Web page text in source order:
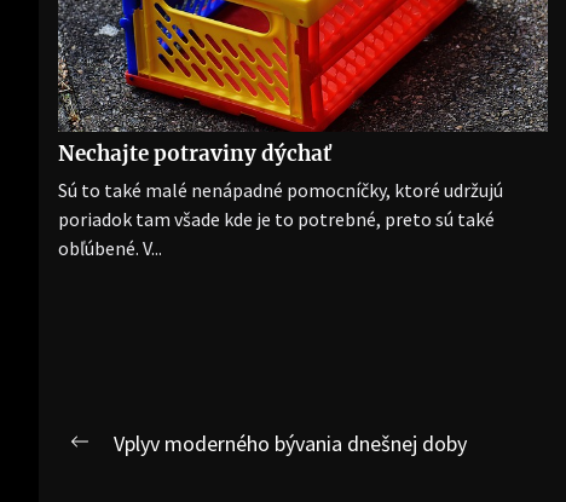
Nechajte potraviny dýchať
Sú to také malé nenápadné pomocníčky, ktoré udržujú
poriadok tam všade kde je to potrebné, preto sú také
obľúbené. V...
Navigace
PreviousVplyv moderného bývania dnešnej doby